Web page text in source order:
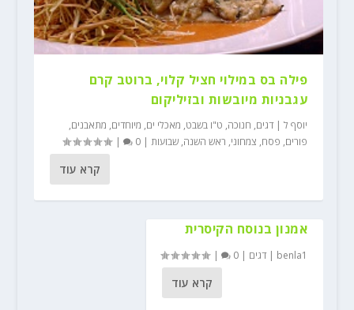
פילה בס במילוי חציל קלוי, ברוטב קרם
עגבניות מיובשות ובזיליקום
יוסף ל| דגים, חנוכה, ט"ו בשבט, מאכלי ים, מיוחדים, מתאבנים,
פורים, פסח, צמחוני, ראש השנה, שבועות|
0
|
קרא עוד
אמנון בנוסח הקיסרית
benla1
| דגים |
0
|
קרא עוד